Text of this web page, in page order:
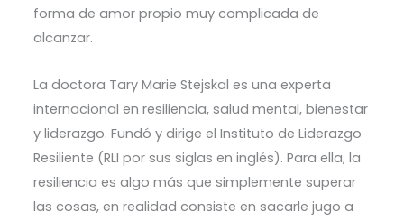
forma de amor propio muy complicada de
alcanzar.
La doctora Tary Marie Stejskal es una experta
internacional en resiliencia, salud mental, bienestar
y liderazgo. Fundó y dirige el Instituto de Liderazgo
Resiliente (RLI por sus siglas en inglés). Para ella, la
resiliencia es algo más que simplemente superar
las cosas, en realidad consiste en sacarle jugo a